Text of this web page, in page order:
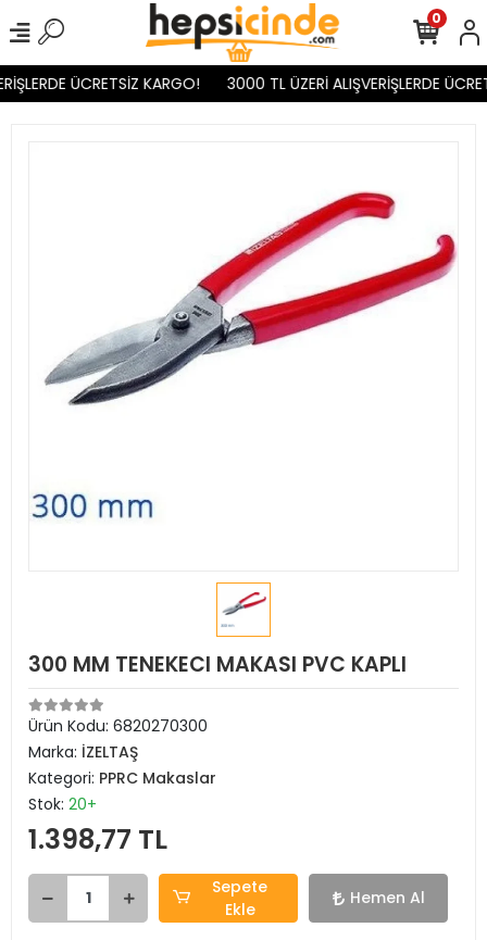
ÜCRETSİZ KARGO! 3000 TL ÜZERİ ALIŞVERİŞLERDE
0
300 MM TENEKECI MAKASI PVC KAPLI
Ürün Kodu: 6820270300
Marka: İZELTAŞ
Kategori: PPRC Makaslar
Stok: 20+
1.398,77 TL
Sepete
Ekle
Hemen Al